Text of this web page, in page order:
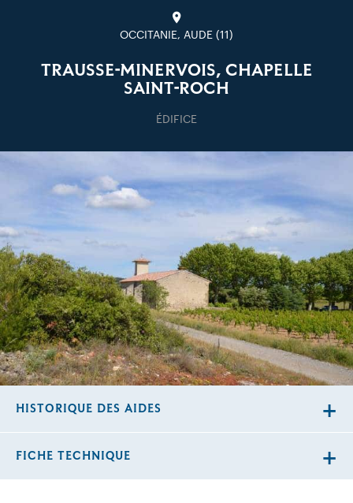
OCCITANIE, AUDE (11)
TRAUSSE-MINERVOIS, CHAPELLE
SAINT-ROCH
ÉDIFICE
HISTORIQUE DES AIDES
FICHE TECHNIQUE